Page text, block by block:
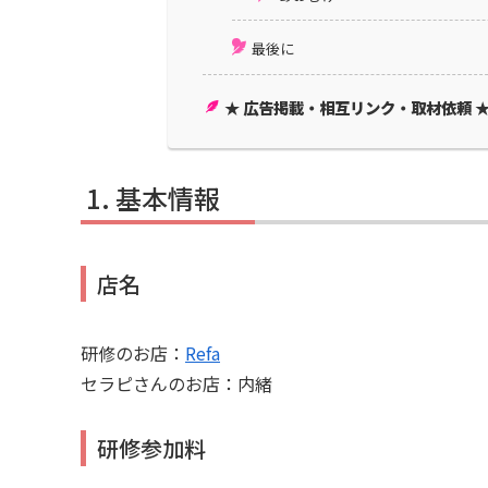
最後に
★ 広告掲載・相互リンク・取材依頼
基本情報
店名
研修のお店： Refa
セラピさんのお店：内緒
研修参加料